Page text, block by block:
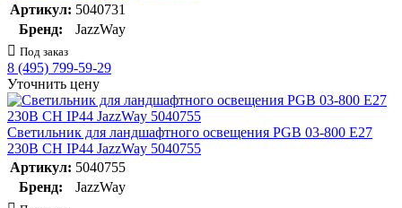
Артикул: 5040731
Бренд:
JazzWay
Под заказ
8 (495) 799-59-29
Уточнить цену
Светильник для ландшафтного освещения PGB 03-800 E27
230В CH IP44 JazzWay 5040755
Артикул: 5040755
Бренд:
JazzWay